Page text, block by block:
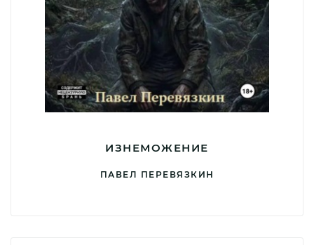
ИЗНЕМОЖЕНИЕ
ПАВЕЛ ПЕРЕВЯЗКИН